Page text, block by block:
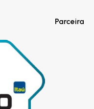
Parceira